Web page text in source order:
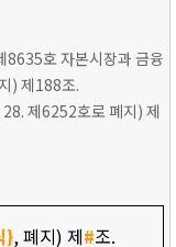
8635호 자본시장과 금융
) 제188조.
제6252호로 폐지) 제
}, 폐지) 제#조.